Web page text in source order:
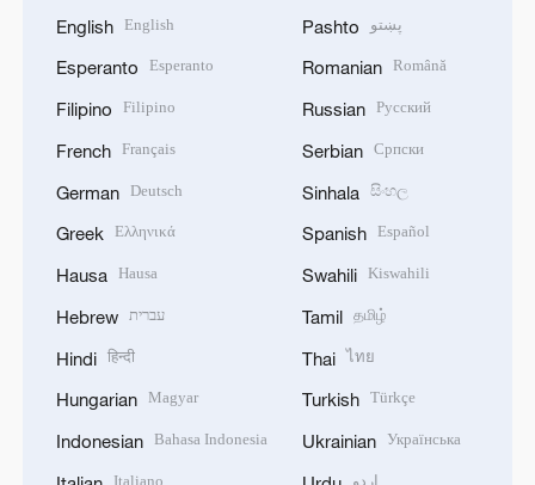
English English
Esperanto Esperanto
Filipino Filipino
French Français
German Deutsch
Greek Ελληνικά
Hausa Hausa
Hebrew עברית
Hindi हिन्दी
Hungarian Magyar
Indonesian Bahasa Indonesia
Pashto پښتو
Romanian Română
Russian Русский
Serbian Српски
Sinhala සිංහල
Spanish Español
Swahili Kiswahili
Tamil தமிழ்
Thai ไทย
Turkish Türkçe
Ukrainian Українська